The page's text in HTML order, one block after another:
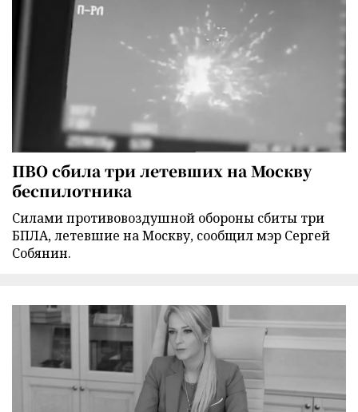
ПВО сбила три летевших на Москву
беспилотника
Силами противовоздушной обороны сбиты три
БПЛА, летевшие на Москву, сообщил мэр Сергей
Собянин.